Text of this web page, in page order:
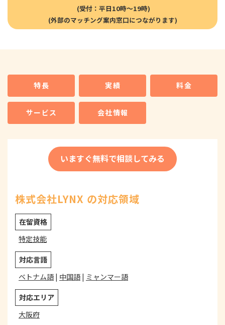
(受付：平日10時〜19時)
特長 実績 料金
サービス 会社情報
いますぐ無料で相談してみる
株式会社LYNX の対応領域
在留資格
特定技能
対応言語
ベトナム語| 中国語| ミャンマー語
対応エリア
大阪府